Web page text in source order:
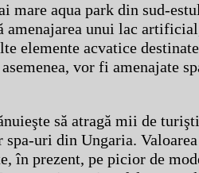
mare aqua park din sud-
unui lac
elemente acvatice
vor fi amenajate
să atragă mii de
uri din Ungaria.
în prezent, pe picior de